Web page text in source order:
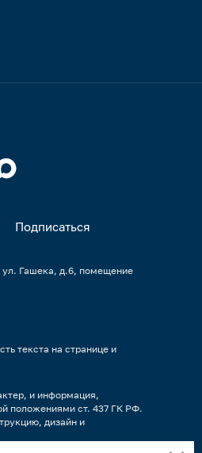
ул. Гашека, д.6, помещение
текста на странице и
и информация,
положениями ст. 437 ГК РФ.
дизайн и